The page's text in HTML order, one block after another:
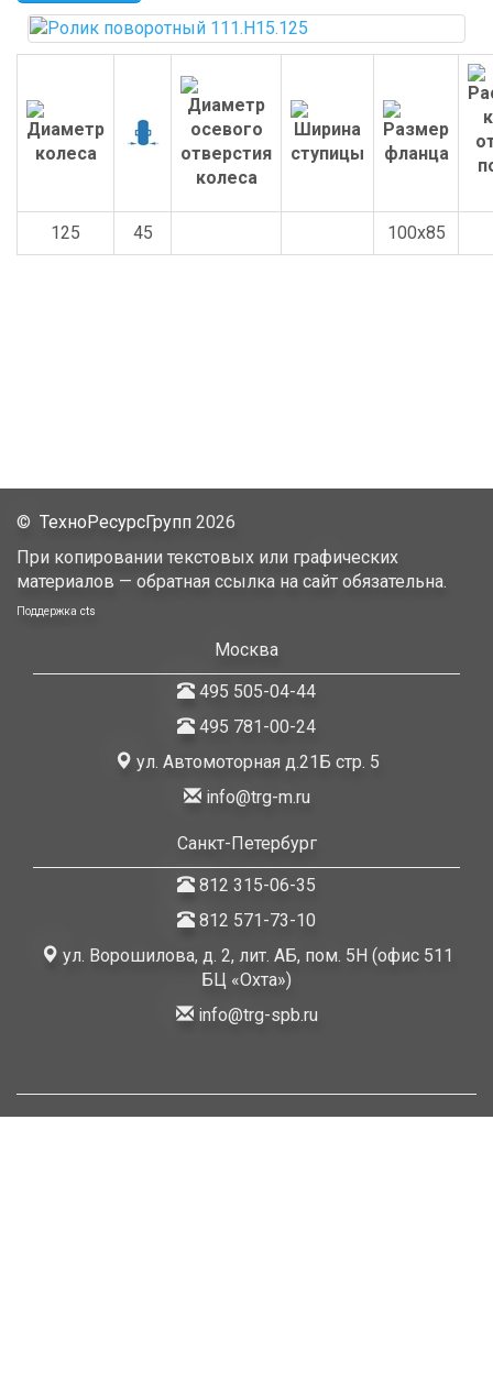
125 45 100x85
© ТехноРесурсГрупп 2026
При копировании текстовых или графических
материалов — обратная ссылка на сайт обязательна.
Поддержка cts
Москва
495 505-04-44
495 781-00-24
ул. Автомоторная д.21Б стр. 5
info@trg-m.ru
Санкт-Петербург
812 315-06-35
812 571-73-10
ул. Ворошилова, д. 2, лит. АБ, пом. 5Н (офис 511
БЦ «Охта»)
info@trg-spb.ru